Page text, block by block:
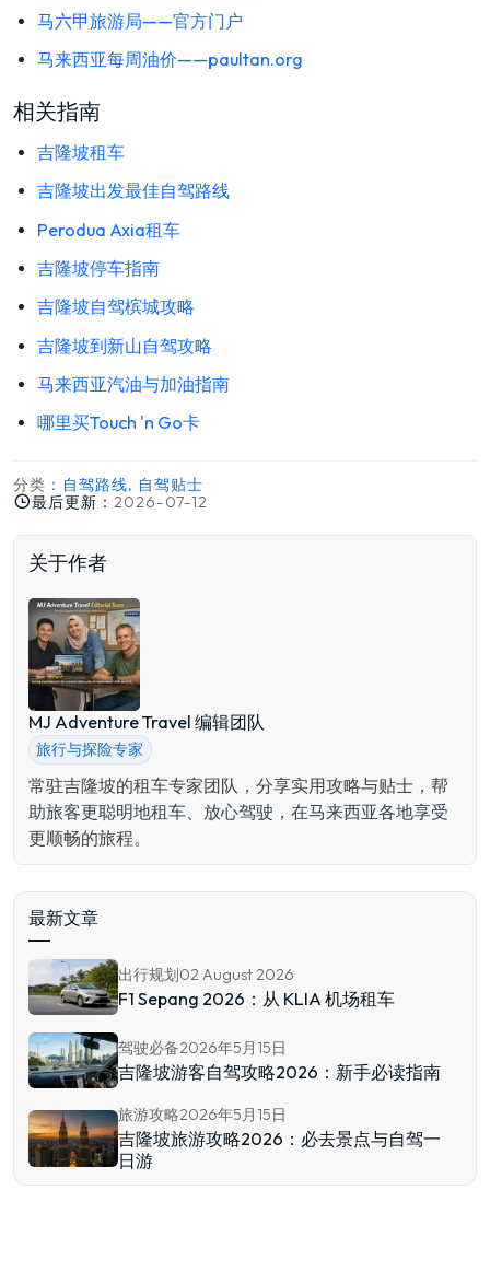
马六甲旅游局——官方门户
马来西亚每周油价——paultan.org
相关指南
吉隆坡租车
吉隆坡出发最佳自驾路线
Perodua Axia租车
吉隆坡停车指南
吉隆坡自驾槟城攻略
吉隆坡到新山自驾攻略
马来西亚汽油与加油指南
哪里买Touch 'n Go卡
分类： 自驾路线, 自驾贴士
最后更新： 2026-07-12
关于作者
MJ Adventure Travel 编辑团队
旅行与探险专家
常驻吉隆坡的租车专家团队，分享实用攻略与贴士，帮
助旅客更聪明地租车、放心驾驶，在马来西亚各地享受
更顺畅的旅程。
最新文章
出行规划02 August 2026
F1 Sepang 2026：从 KLIA 机场租车
驾驶必备2026年5月15日
吉隆坡游客自驾攻略2026：新手必读指南
旅游攻略2026年5月15日
吉隆坡旅游攻略2026：必去景点与自驾一
日游